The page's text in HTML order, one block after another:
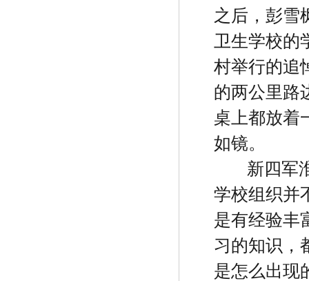
之后，彭雪
卫生学校的
村举行的追
的两公里路
桌上都放着
如镜。
新四军
学校组织并
是有经验丰
习的知识，
是怎么出现